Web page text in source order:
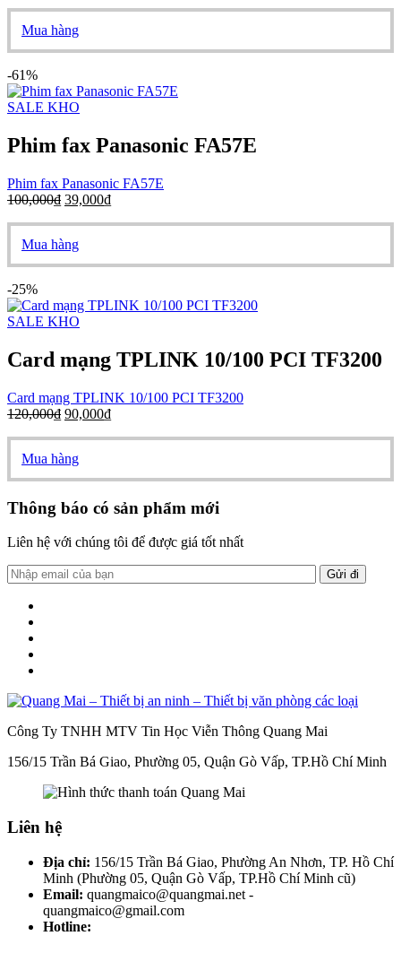
Mua hàng
-61%
SALE KHO
Phim fax Panasonic FA57E
Phim fax Panasonic FA57E
100,000₫ 39,000₫
Mua hàng
-25%
SALE KHO
Card mạng TPLINK 10/100 PCI TF3200
Card mạng TPLINK 10/100 PCI TF3200
120,000₫ 90,000₫
Mua hàng
Thông báo có sản phẩm mới
Liên hệ với chúng tôi để được giá tốt nhất
Công Ty TNHH MTV Tin Học Viễn Thông Quang Mai
156/15 Trần Bá Giao, Phường 05, Quận Gò Vấp, TP.Hồ Chí Minh
Liên hệ
Địa chỉ: 156/15 Trần Bá Giao, Phường An Nhơn, TP. Hồ Chí
Minh (Phường 05, Quận Gò Vấp, TP.Hồ Chí Minh cũ)
Email: quangmaico@quangmai.net -
quangmaico@gmail.com
Hotline: